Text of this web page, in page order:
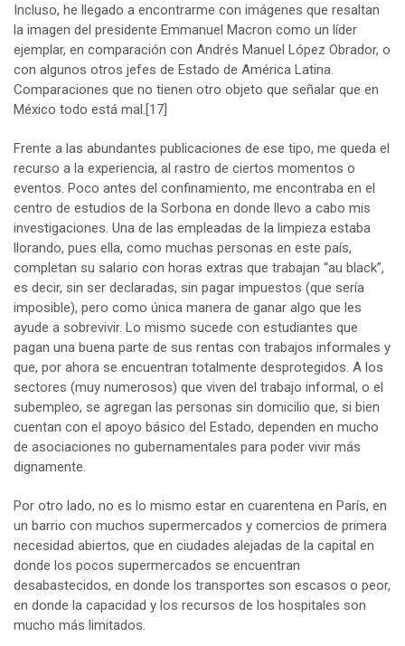
Incluso, he llegado a encontrarme con imágenes que resaltan
la imagen del presidente Emmanuel Macron como un líder
ejemplar, en comparación con Andrés Manuel López Obrador, o
con algunos otros jefes de Estado de América Latina.
Comparaciones que no tienen otro objeto que señalar que en
México todo está mal. [17]
Frente a las abundantes publicaciones de ese tipo, me queda el
recurso a la experiencia, al rastro de ciertos momentos o
eventos. Poco antes del confinamiento, me encontraba en el
centro de estudios de la Sorbona en donde llevo a cabo mis
investigaciones. Una de las empleadas de la limpieza estaba
llorando, pues ella, como muchas personas en este país,
completan su salario con horas extras que trabajan “au black”,
es decir, sin ser declaradas, sin pagar impuestos (que sería
imposible), pero como única manera de ganar algo que les
ayude a sobrevivir. Lo mismo sucede con estudiantes que
pagan una buena parte de sus rentas con trabajos informales y
que, por ahora se encuentran totalmente desprotegidos. A los
sectores (muy numerosos) que viven del trabajo informal, o el
subempleo, se agregan las personas sin domicilio que, si bien
cuentan con el apoyo básico del Estado, dependen en mucho
de asociaciones no gubernamentales para poder vivir más
dignamente.
Por otro lado, no es lo mismo estar en cuarentena en París, en
un barrio con muchos supermercados y comercios de primera
necesidad abiertos, que en ciudades alejadas de la capital en
donde los pocos supermercados se encuentran
desabastecidos, en donde los transportes son escasos o peor,
en donde la capacidad y los recursos de los hospitales son
mucho más limitados.